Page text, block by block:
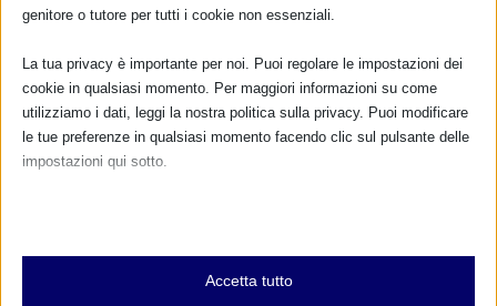
genitore o tutore per tutti i cookie non essenziali.
La tua privacy è importante per noi. Puoi regolare le impostazioni dei
cookie in qualsiasi momento. Per maggiori informazioni su come
utilizziamo i dati, leggi la nostra politica sulla privacy. Puoi modificare
le tue preferenze in qualsiasi momento facendo clic sul pulsante delle
impostazioni qui sotto.
Essenziali
I cookie e i servizi essenziali abilitano le funzioni di base e sono
Accetta tutto